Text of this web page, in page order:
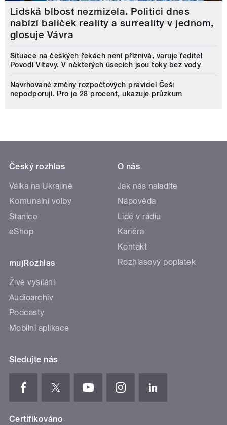
Lidská blbost nezmizela. Politici dnes
nabízí balíček reality a surreality v jednom,
glosuje Vávra
Situace na českých řekách není příznivá, varuje ředitel
Povodí Vltavy. V některých úsecích jsou toky bez vody
Navrhované změny rozpočtových pravidel Češi
nepodporují. Pro je 28 procent, ukazuje průzkum
Český rozhlas
Válka na Ukrajině
Komunální volby
Stanice
eShop
mujRozhlas
Živé vysílání
Audioarchiv
Podcasty
Mobilní aplikace
O nás
Jak nás naladíte
Nápověda
Lidé v rádiu
Kariéra
Kontakt
Rozhlasový poplatek
Sledujte nás
Certifikováno